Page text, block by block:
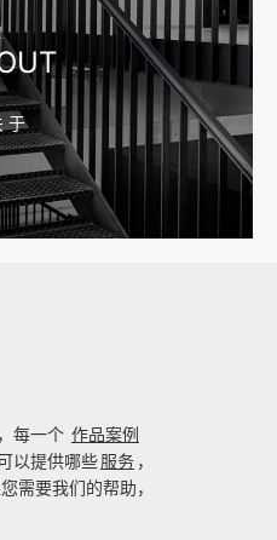
网帮助客户判断实力
于
每一个 作品案例
以提供哪些服务 ，
需要我们的帮助，